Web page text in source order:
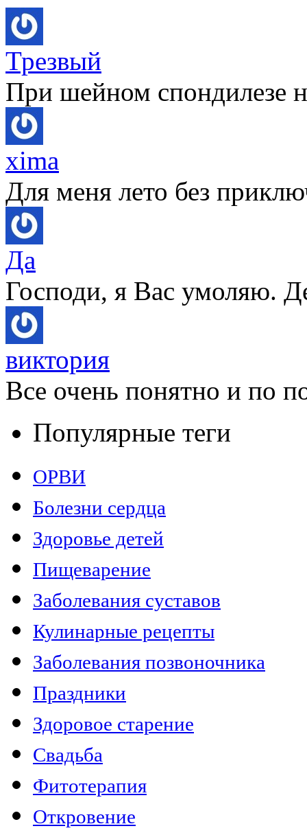
Трезвый
При шейном спондилезе
xima
Для меня лето без
Да
Господи, я Вас умоляю.
виктория
Все очень понятно и по
Популярные теги
ОРВИ
Болезни сердца
Здоровье детей
Пищеварение
Заболевания суставов
Кулинарные рецепты
Заболевания позвоночника
Праздники
Здоровое старение
Свадьба
Фитотерапия
Откровение